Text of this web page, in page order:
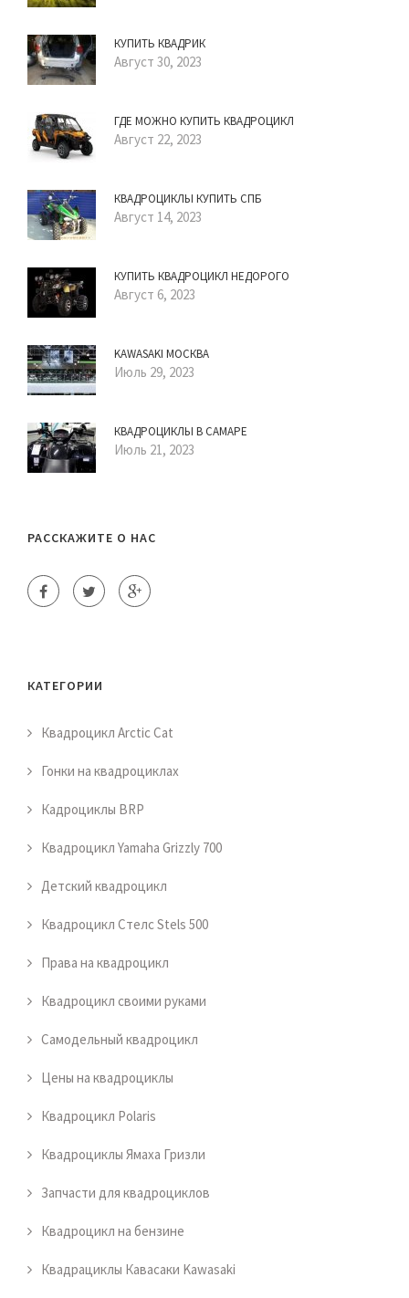
КУПИТЬ КВАДРИК
Август 30, 2023
ГДЕ МОЖНО КУПИТЬ КВАДРОЦИКЛ
Август 22, 2023
КВАДРОЦИКЛЫ КУПИТЬ СПБ
Август 14, 2023
КУПИТЬ КВАДРОЦИКЛ НЕДОРОГО
Август 6, 2023
KAWASAKI МОСКВА
Июль 29, 2023
КВАДРОЦИКЛЫ В САМАРЕ
Июль 21, 2023
РАССКАЖИТЕ О НАС
КАТЕГОРИИ
Квадроцикл Arctic Cat
Гонки на квадроциклах
Кадроциклы BRP
Квадроцикл Yamaha Grizzly 700
Детский квадроцикл
Квадроцикл Стелс Stels 500
Права на квадроцикл
Квадроцикл своими руками
Самодельный квадроцикл
Цены на квадроциклы
Квадроцикл Polaris
Квадроциклы Ямаха Гризли
Запчасти для квадроциклов
Квадроцикл на бензине
Квадрациклы Кавасаки Kawasaki